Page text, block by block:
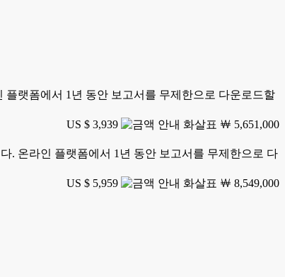
랫폼에서 1년 동안 보고서를 무제한으로 다운로드할
US $ 3,939
￦ 5,651,000
. 온라인 플랫폼에서 1년 동안 보고서를 무제한으로 다
US $ 5,959
￦ 8,549,000